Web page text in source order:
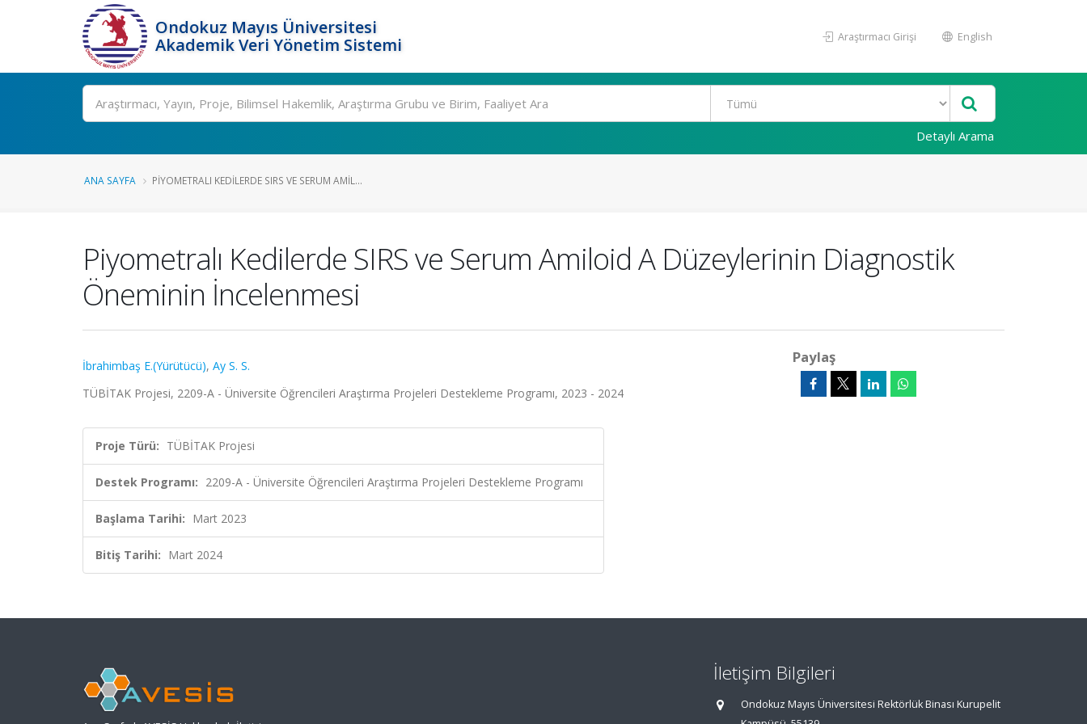
Ondokuz Mayıs Üniversitesi
Akademik Veri Yönetim Sistemi
Araştırmacı Girişi English
Ara
Detaylı Arama
ANA SAYFA PIYOMETRALI KEDILERDE SIRS VE SERUM AMIL...
Piyometralı Kedilerde SIRS ve Serum Amiloid A Düzeylerinin Diagnostik
Öneminin İncelenmesi
İbrahimbaş E.(Yürütücü), Ay S. S.
TÜBİTAK Projesi, 2209-A - Üniversite Öğrencileri Araştırma Projeleri Destekleme Programı, 2023 - 2024
Proje Türü: TÜBİTAK Projesi
Destek Programı: 2209-A - Üniversite Öğrencileri Araştırma Projeleri Destekleme Programı
Başlama Tarihi: Mart 2023
Bitiş Tarihi: Mart 2024
Paylaş
İletişim Bilgileri
Ondokuz Mayıs Üniversitesi Rektörlük Binası Kurupelit